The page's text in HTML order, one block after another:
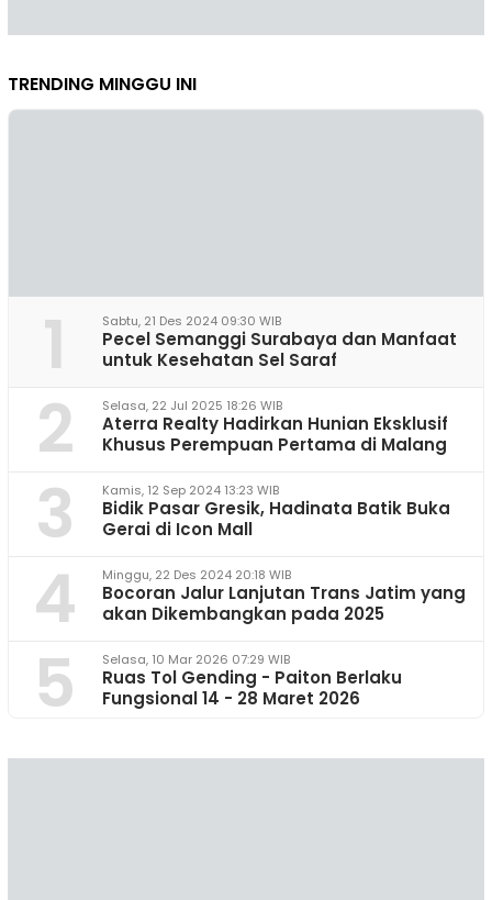
TRENDING MINGGU INI
1 Sabtu, 21 Des 2024 09:30 WIB
Pecel Semanggi Surabaya dan Manfaat
untuk Kesehatan Sel Saraf
2 Selasa, 22 Jul 2025 18:26 WIB
Aterra Realty Hadirkan Hunian Eksklusif
Khusus Perempuan Pertama di Malang
3 Kamis, 12 Sep 2024 13:23 WIB
Bidik Pasar Gresik, Hadinata Batik Buka
Gerai di Icon Mall
4 Minggu, 22 Des 2024 20:18 WIB
Bocoran Jalur Lanjutan Trans Jatim yang
akan Dikembangkan pada 2025
5 Selasa, 10 Mar 2026 07:29 WIB
Ruas Tol Gending - Paiton Berlaku
Fungsional 14 - 28 Maret 2026